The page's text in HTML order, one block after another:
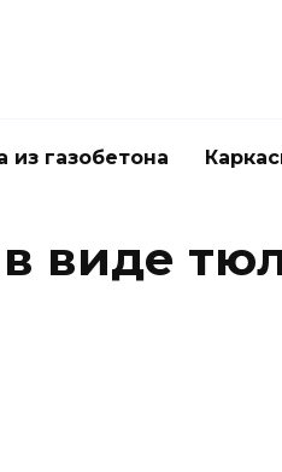
из газобетона
виде